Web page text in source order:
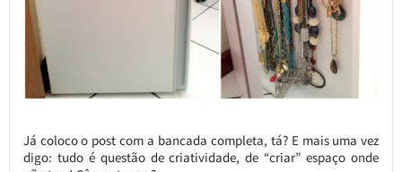
Já coloco o post com a bancada completa, tá? E mais uma vez
digo: tudo é questão de criatividade, de “criar” espaço onde